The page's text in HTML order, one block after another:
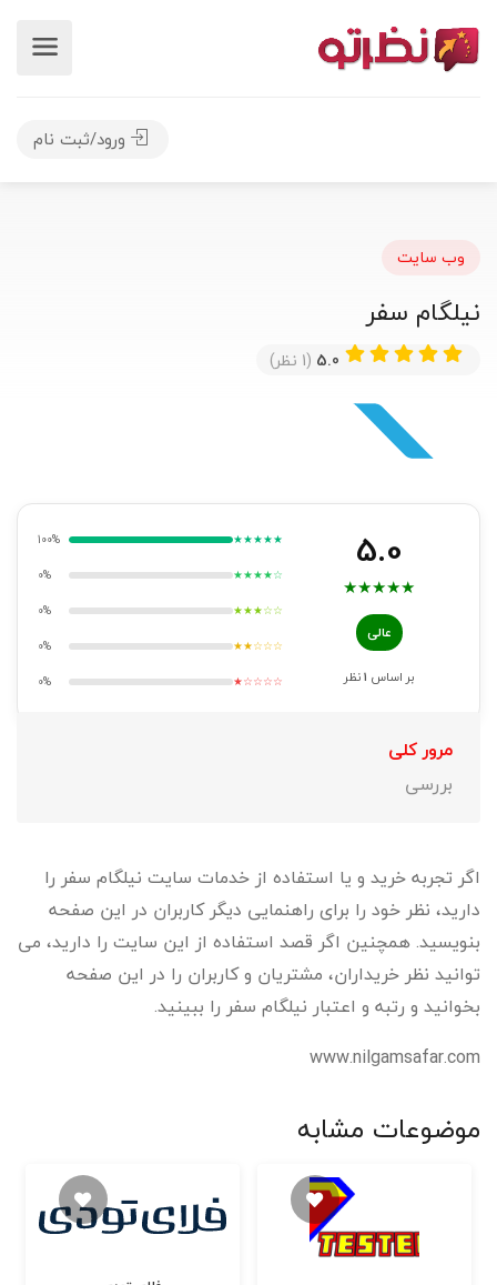
ورود/ثبت نام
وب سایت
نیلگام سفر
5.0 (1 نظر)
5.0
★
★
★
★
★
عالی
بر اساس 1نظر
★★★★★
100%
★★★★☆
0%
★★★☆☆
0%
★★☆☆☆
0%
★☆☆☆☆
0%
مرور کلی
بررسی
اگر تجربه خرید و یا استفاده از خدمات سایت نیلگام سفر را
دارید، نظر خود را برای راهنمایی دیگر کاربران در این صفحه
بنویسید. همچنین اگر قصد استفاده از این سایت را دارید، می
توانید نظر خریداران، مشتریان و کاربران را در این صفحه
بخوانید و رتبه و اعتبار نیلگام سفر را ببینید.
www.nilgamsafar.com
موضوعات مشابه